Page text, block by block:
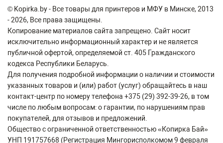
© Kopirka.by - Все товары для принтеров и МФУ в Минске, 2013
- 2026, Все права защищены.
Копирование материалов сайта запрещено. Сайт носит
исключительно информационный характер и не является
публичной офертой, определяемой ст. 405 Гражданского
кодекса Республики Беларусь.
Для получения подробной информации о наличии и стоимости
указанных товаров и (или) работ (услуг) обращайтесь в наш
контакт-центр по номеру телефона +375 (29) 392-39-26, в том
числе по любым вопросам: о гарантии, по нарушениям прав
покупателей, для отзывов и предложений.
Общество с ограниченной ответственностью «Копирка Бай»
УНП 191757668 (Регистрация Мингорисполкомом 9 февраля